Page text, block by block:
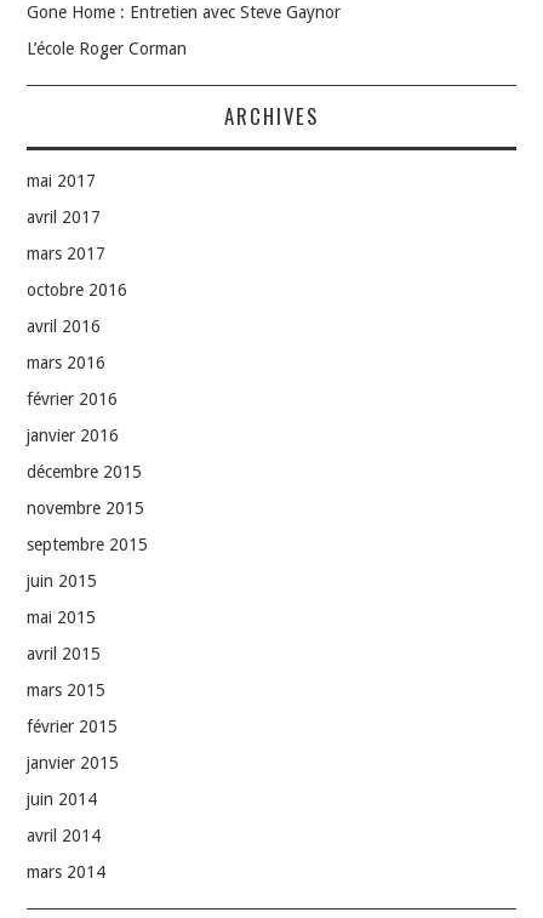
Gone Home : Entretien avec Steve Gaynor
L’école Roger Corman
ARCHIVES
mai 2017
avril 2017
mars 2017
octobre 2016
avril 2016
mars 2016
février 2016
janvier 2016
décembre 2015
novembre 2015
septembre 2015
juin 2015
mai 2015
avril 2015
mars 2015
février 2015
janvier 2015
juin 2014
avril 2014
mars 2014